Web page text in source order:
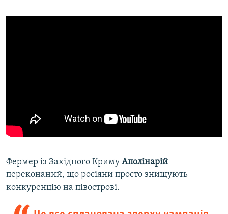
Фермер із Західного Криму Аполінарій
переконаний, що росіяни просто знищують
конкуренцію на півострові.